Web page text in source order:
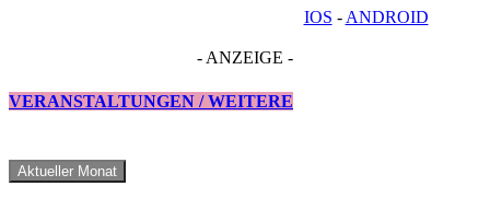
IOS - ANDROID
- ANZEIGE -
VERANSTALTUNGEN / WEITERE
Aktueller Monat